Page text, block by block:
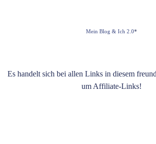
Mein Blog & Ich 2.0*
Es handelt sich bei allen Links in diesem
um Affiliate-Links!